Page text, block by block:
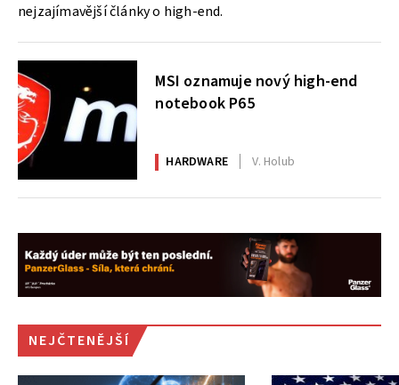
nejzajímavější články o high-end.
MSI oznamuje nový high-end
notebook P65
HARDWARE V. Holub
NEJČTENĚJŠÍ